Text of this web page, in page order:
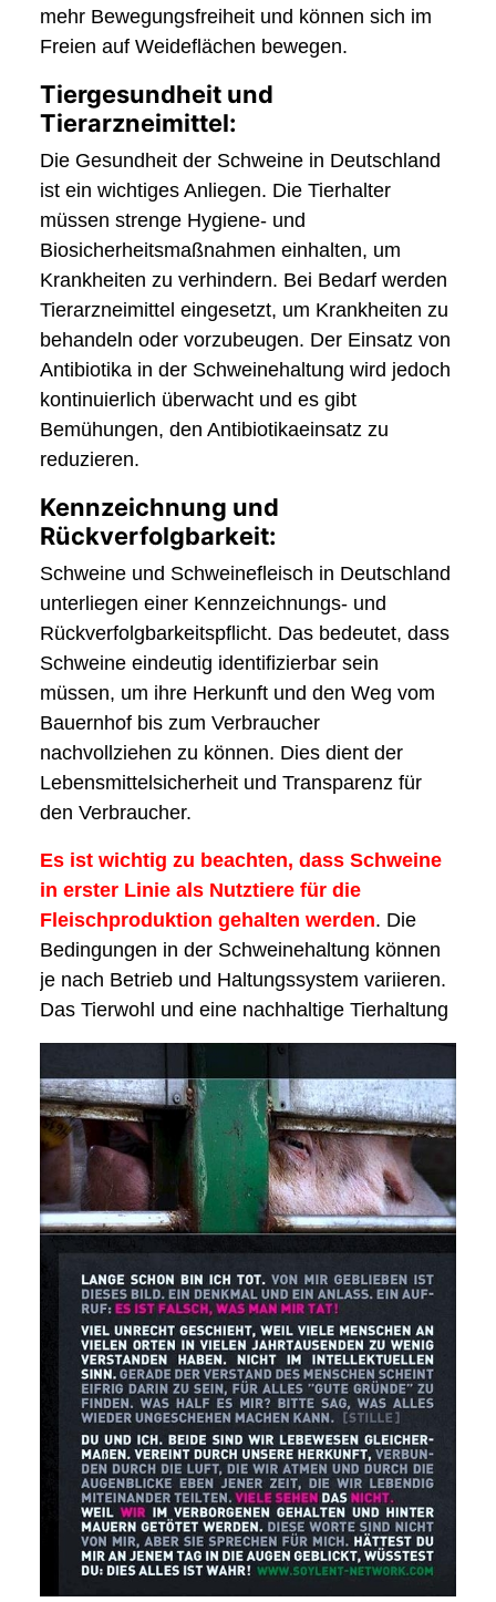
mehr Bewegungsfreiheit und können sich im
Freien auf Weideflächen bewegen.
Tiergesundheit und
Tierarzneimittel:
Die Gesundheit der Schweine in Deutschland
ist ein wichtiges Anliegen. Die Tierhalter
müssen strenge Hygiene- und
Biosicherheitsmaßnahmen einhalten, um
Krankheiten zu verhindern. Bei Bedarf werden
Tierarzneimittel eingesetzt, um Krankheiten zu
behandeln oder vorzubeugen. Der Einsatz von
Antibiotika in der Schweinehaltung wird jedoch
kontinuierlich überwacht und es gibt
Bemühungen, den Antibiotikaeinsatz zu
reduzieren.
Kennzeichnung und
Rückverfolgbarkeit:
Schweine und Schweinefleisch in Deutschland
unterliegen einer Kennzeichnungs- und
Rückverfolgbarkeitspflicht. Das bedeutet, dass
Schweine eindeutig identifizierbar sein
müssen, um ihre Herkunft und den Weg vom
Bauernhof bis zum Verbraucher
nachvollziehen zu können. Dies dient der
Lebensmittelsicherheit und Transparenz für
den Verbraucher.
Es ist wichtig zu beachten, dass Schweine
in erster Linie als Nutztiere für die
Fleischproduktion gehalten werden. Die
Bedingungen in der Schweinehaltung können
je nach Betrieb und Haltungssystem variieren.
Das Tierwohl und eine nachhaltige Tierhaltung